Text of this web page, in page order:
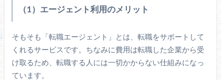
（1）エージェント利用のメリット
そもそも「転職エージェント」とは、転職をサポートして
くれるサービスです。ちなみに費用は転職した企業から受
け取るため、転職する人には一切かからない仕組みになっ
ています。